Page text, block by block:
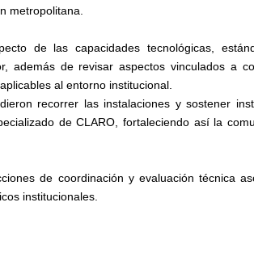
metropolitana.
de las capacidades tecnológicas,
además de revisar aspectos vinculados a
al entorno institucional.
recorrer las instalaciones y sostener
de CLARO, fortaleciendo así la
de coordinación y evaluación técnica
institucionales.